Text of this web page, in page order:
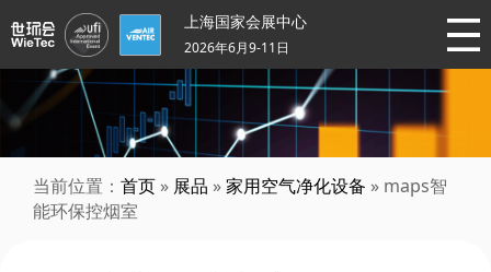
上海国家会展中心
2026年6月9-11日
当前位置： 首页 » 展品 »家用空气净化设备 » maps智
能环保控烟室